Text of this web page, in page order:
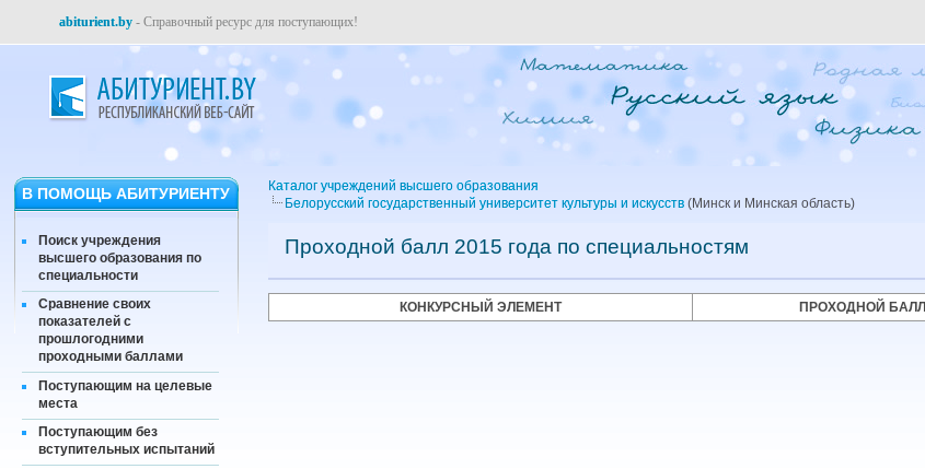
abiturient.by - Справочный ресурс для поступающих!
В ПОМОЩЬ АБИТУРИЕНТУ
Поиск учреждения
высшего образования по
специальности
Сравнение своих
показателей с
прошлогодними
проходными баллами
Поступающим на целевые
места
Поступающим без
вступительных испытаний
Каталог учреждений высшего образования
Белорусский государственный университет культуры и искусств (Минск и Минская область)
Проходной балл 2015 года по специальностям
КОНКУРСНЫЙ ЭЛЕМЕНТ ПРОХОДНОЙ БАЛЛ